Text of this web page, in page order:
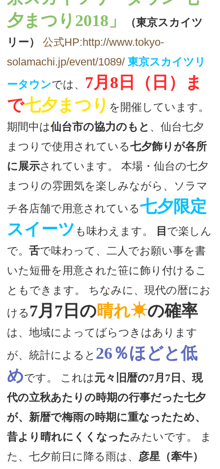
夕まつり2018」
（東京スカイツ
リー）
公式HP:http://www.tokyo-
solamachi.jp/event/1089/ 東京スカイツリ
ータウンでは、 7月8日（日）ま
で七夕まつり を開催しています。
期間中は仙台市の協力のもと 、仙台七夕
まつりで使用されている七夕飾りが各所
に展示されています。 本場・仙台の七夕
まつりの雰囲気を楽しみながら、ソラマ
チ各店舗で用意されている七夕限定
スイーツ も味わえます。 目 で楽しん
で。 舌で味わって、二人でお願い事を書
いた短冊を用意された笹に飾り付けるこ
ともできます。 ちなみに、現代の暦にお
ける 7月7日の晴れ☀の確率
は、地域によってばらつきはあります
が、統計によると 26％ほどと低
めです。 これは元々旧暦の7月7日、現
代の立秋あたりの時期の行事だった七夕
が、新暦で梅雨の時期に重なったため、
昔より晴れにくくなったみたいです。 ま
た、七夕前日に降る雨は、 彦星（牽牛）